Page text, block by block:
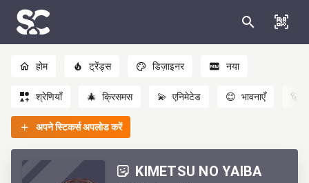
होम ट्रेंड्स डिज़ाइनर नया
श्रेणियाँ 🎄 क्रिसमस 💫 एनिमेटेड 😊 भावनाएँ 🐻
अपने स्टिकर्स अपलोड करें
KIMETSU NO YAIBA